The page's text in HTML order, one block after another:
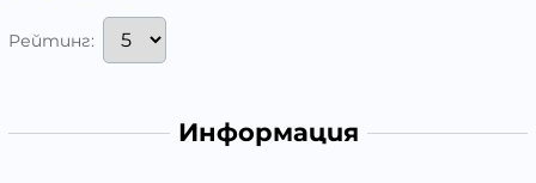
Рейтинг:
Информация